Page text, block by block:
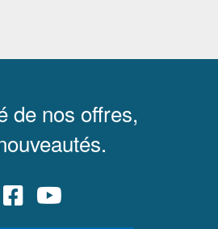
de nos offres,